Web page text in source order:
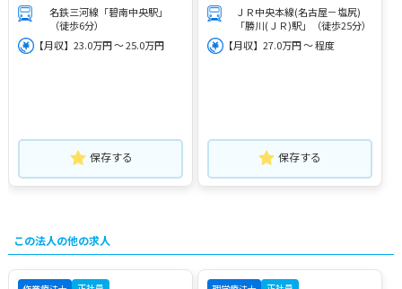
名鉄三河線「碧南中央駅」
（徒歩6分）
【月収】23.0万円 ～ 25.0万円
保存する
ＪＲ中央本線(名古屋－塩尻)
「勝川(ＪＲ)駅」（徒歩25分）
【月収】27.0万円 ～ 程度
保存する
この法人の他の求人